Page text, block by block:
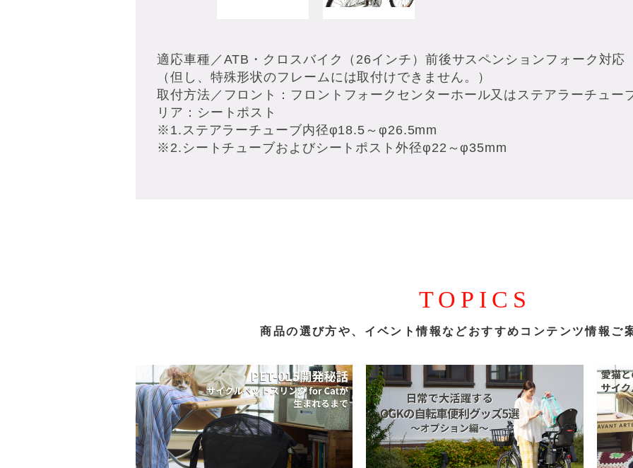
適応車種／ATB・クロスバイク（26インチ）前後サスペンションフォーク対応
（但し、特殊形状のフレームには取付けできません。）
取付方法／フロント：フロントフォークセンターホール又はステアラーチュー
リア：シートポスト
※1.ステアラーチューブ内径φ18.5～φ26.5mm
※2.シートチューブおよびシートポスト外径φ22～φ35mm
TOPICS
商品の選び方や、イベント情報などおすすめコンテンツ情報ご